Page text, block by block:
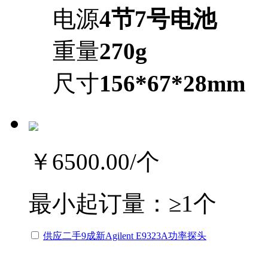
电源4节7号电池
重量270g
尺寸156*67*28mm
￥6500.00/个
最小起订量： ≥1个
供应二手9成新Agilent E9323A功率探头